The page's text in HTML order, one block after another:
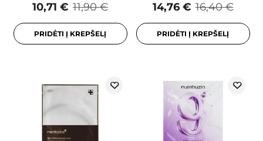
11,90 €
10,71 €
PRIDĖTI Į KREPŠELĮ
16,40 €
14,76 €
PRIDĖTI Į KREPŠELĮ